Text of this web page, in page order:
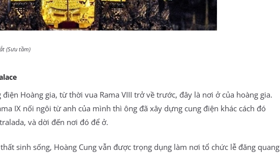
(Sưu tầm)
điện Hoàng gia, từ thời vua Rama VIII trở về trước, đây là nơi ở của hoàng gia.
IX nối ngôi từ anh của mình thì ông đã xây dựng cung điện khác cách đó
và dời đến nơi đó để ở.
sinh sống, Hoàng Cung vẫn được trọng dụng làm nơi tổ chức lễ đăng quang